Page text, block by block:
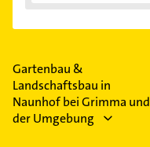
Gartenbau &
Landschaftsbau in
Naunhof bei Grimma und
der Umgebung